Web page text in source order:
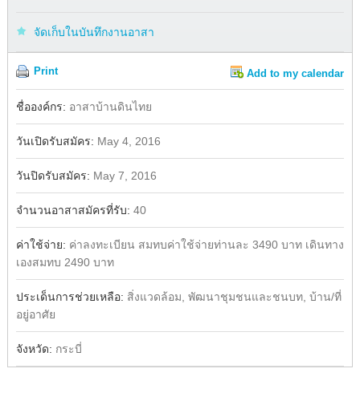
จัดเก็บในบันทึกงานอาสา
Print Add to my calendar
Facebook
ชื่อองค์กร: อาสาบ้านดินไทย
วันเปิดรับสมัคร: May 4, 2016
วันปิดรับสมัคร: May 7, 2016
จำนวนอาสาสมัครที่รับ: 40
ค่าใช้จ่าย: ค่าลงทะเบียน สมทบค่าใช้จ่ายท่านละ 3490 บาท เดินทาง
เองสมทบ 2490 บาท
ประเด็นการช่วยเหลือ: สิ่งแวดล้อม, พัฒนาชุมชนและชนบท, บ้าน/ที่
อยู่อาศัย
จังหวัด: กระบี่